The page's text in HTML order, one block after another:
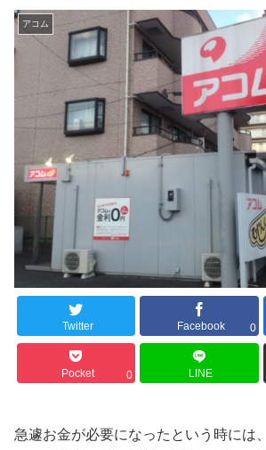
アコム
Twitter Facebook 0
Pocket 0 LINE
急遽お金が必要になったという時には